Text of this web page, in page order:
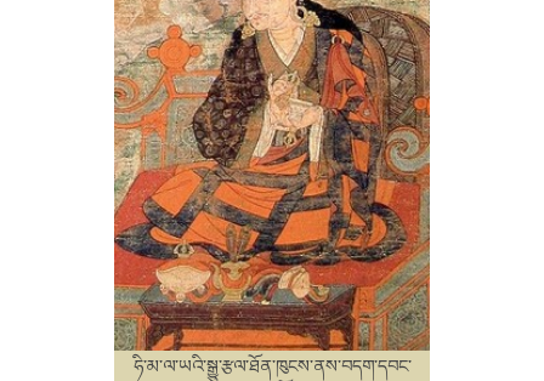
ཧི་མ་ལ་ཡའི་སྒྱུ་རྩལ་ཐོན་ཁུངས་ནས་བདག་དབང་